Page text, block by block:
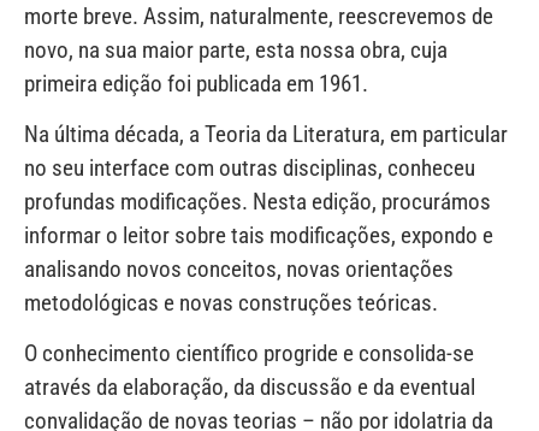
morte breve. Assim, naturalmente, reescrevemos de
novo, na sua maior parte, esta nossa obra, cuja
primeira edição foi publicada em 1961.
Na última década, a Teoria da Literatura, em particular
no seu interface com outras disciplinas, conheceu
profundas modificações. Nesta edição, procurámos
informar o leitor sobre tais modificações, expondo e
analisando novos conceitos, novas orientações
metodológicas e novas construções teóricas.
O conhecimento científico progride e consolida-se
através da elaboração, da discussão e da eventual
convalidação de novas teorias – não por idolatria da